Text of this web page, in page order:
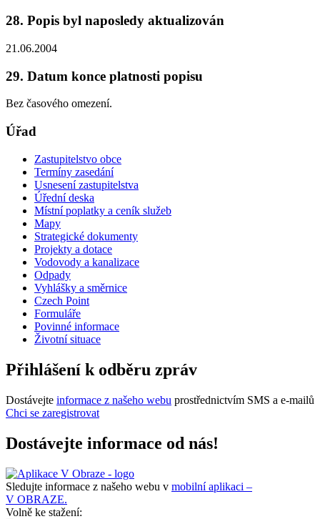
28. Popis byl naposledy aktualizován
21.06.2004
29. Datum konce platnosti popisu
Bez časového omezení.
Úřad
Zastupitelstvo obce
Termíny zasedání
Usnesení zastupitelstva
Úřední deska
Místní poplatky a ceník služeb
Mapy
Strategické dokumenty
Projekty a dotace
Vodovody a kanalizace
Odpady
Vyhlášky a směrnice
Czech Point
Formuláře
Povinné informace
Životní situace
Přihlášení k odběru zpráv
Dostávejte informace z našeho webu prostřednictvím SMS a e-mailů
Chci se zaregistrovat
Dostávejte informace od nás!
Sledujte informace z našeho webu v mobilní aplikaci –
V OBRAZE.
Volně ke stažení: